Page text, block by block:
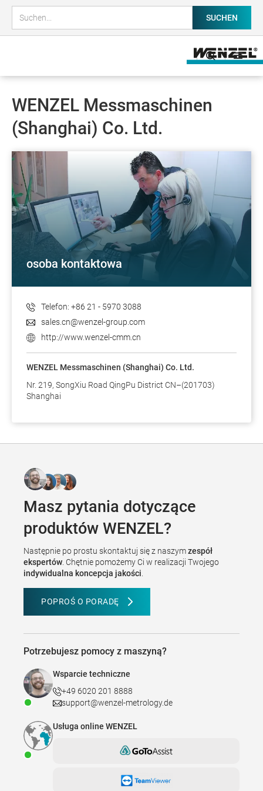
WENZEL Messmaschinen
(Shanghai) Co. Ltd.
osoba kontaktowa
Telefon: +86 21 - 5970 3088
sales.cn@wenzel-group.com
http://www.wenzel-cmm.cn
WENZEL Messmaschinen (Shanghai) Co. Ltd.
Nr. 219, SongXiu Road QingPu District CN–(201703)
Shanghai
Masz pytania dotyczące
produktów WENZEL?
Następnie po prostu skontaktuj się z naszymzespół
ekspertów . Chętnie pomożemy Ci w realizacji Twojego
indywidualna koncepcja jakości
POPROŚ O PORADĘ
Potrzebujesz pomocy z maszyną?
Wsparcie techniczne
+49 6020 201 8888
support@wenzel-metrology.de
Usługa online WENZEL